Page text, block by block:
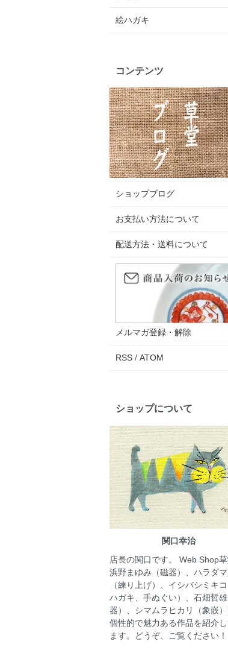
絵ハガキ
コンテンツ
ショップブログ
お支払い方法について
配送方法・送料について
メルマガ登録・解除
RSS / ATOM
ショップについて
関口幸治
店長の関口です。 Web Shop
浜野まゆみ（磁器）、ハラダ
（練り上げ）、イシバシミキ
ハガキ、手ぬぐい）、石畑哲
器）、シマムラヒカリ（象嵌
個性的で魅力ある作品を紹介
ます。どうぞ、ご覧ください！